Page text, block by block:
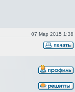
07 Мар 2015 1:38